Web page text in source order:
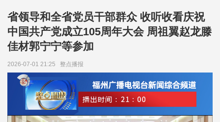
省领导和全省党员干部群众 收听收看庆祝
中国共产党成立105周年大会 周祖翼赵龙滕
佳材郭宁宁等参加
2026-07-01 21:25 整点播报